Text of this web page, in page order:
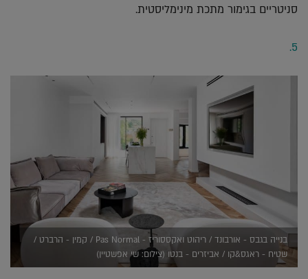
סניטריים בגימור מתכת מינימליסטית.
5.
בנייה בגבס - אורבונד / ריהוט ואקססוריז - Pas Normal / קמין - הרברט /
שטיח - ראגס&קו / אביזרים - בנטו (צילום: שי אפשטיין)